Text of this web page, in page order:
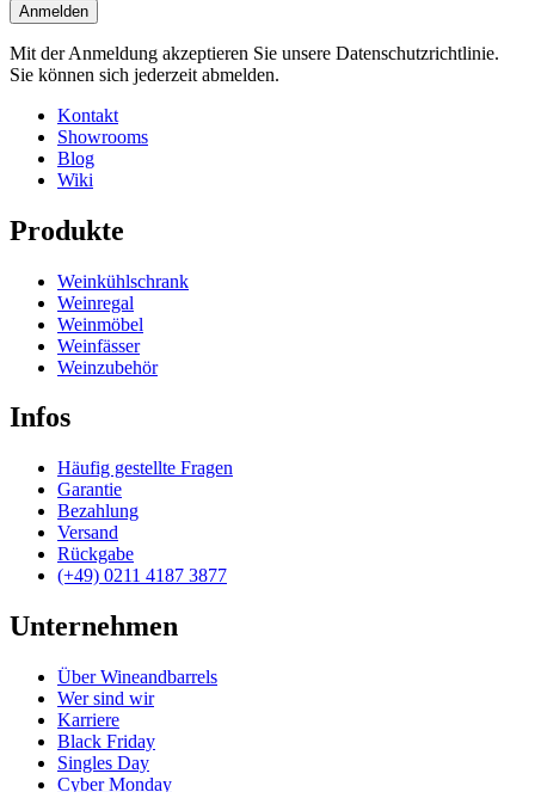
Anmelden
Mit der Anmeldung akzeptieren Sie unsere Datenschutzrichtlinie.
Sie können sich jederzeit abmelden.
Kontakt
Showrooms
Blog
Wiki
Produkte
Weinkühlschrank
Weinregal
Weinmöbel
Weinfässer
Weinzubehör
Infos
Häufig gestellte Fragen
Garantie
Bezahlung
Versand
Rückgabe
(+49) 0211 4187 3877
Unternehmen
Über Wineandbarrels
Wer sind wir
Karriere
Black Friday
Singles Day
Cyber Monday